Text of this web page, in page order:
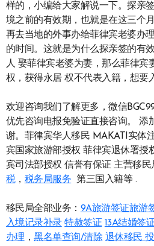
样的，小编给大家解说一下。探亲
境之前的有效期，也就是在这三个
再去当地的外事办给菲律宾老婆办
的时间。这就是为什么探亲签的有
人 娶菲律宾老婆为妻，那么菲律宾
权，获得永居 权不代表入籍，想要
欢迎咨询我们了解更多，微信
优先咨询电报免验证直接咨询。 添
谢。菲律宾华人移民 MAKATI实体
宾国家旅游部授权 菲律宾退休署授
宾司法部授权 信誉有保证 主营移
税， 税务局服务 第三国入籍等 .
移民局全部业务： 9A旅游签证旅游
入境记录补录 特赦签证 13A结婚签
办理 ，黑名单查询/清除 退休移民